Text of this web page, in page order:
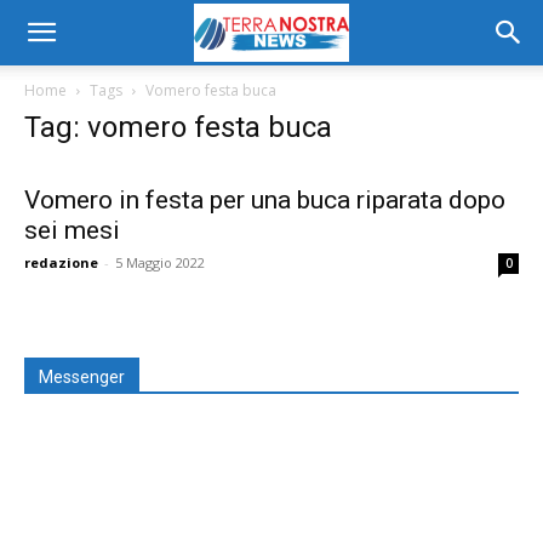
Home Tags Vomero festa buca
Tag: vomero festa buca
Vomero in festa per una buca riparata dopo
sei mesi
redazione - 5 Maggio 2022 0
Messenger